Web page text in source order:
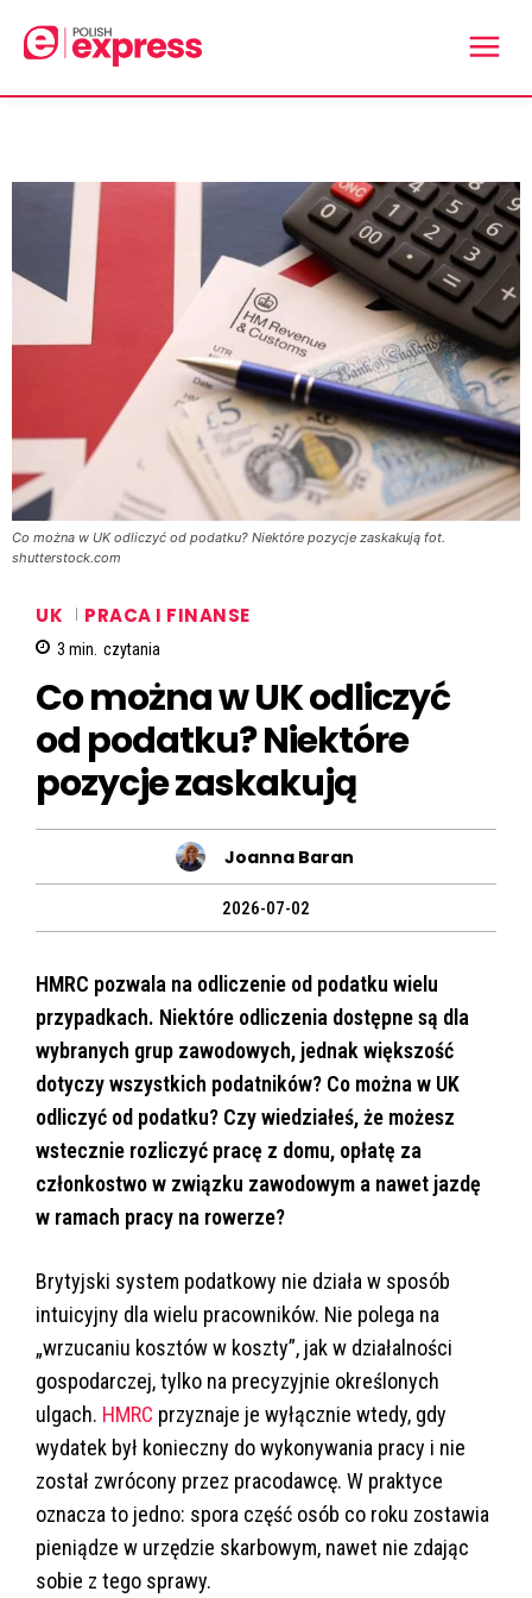
Co można w UK odliczyć od podatku? Niektóre pozycje zaskakują fot.
shutterstock.com
UK PRACA I FINANSE
3 min. czytania
Co można w UK odliczyć
od podatku? Niektóre
pozycje zaskakują
Joanna Baran
2026-07-02
HMRC pozwala na odliczenie od podatku wielu
przypadkach. Niektóre odliczenia dostępne są dla
wybranych grup zawodowych, jednak większość
dotyczy wszystkich podatników? Co można w UK
odliczyć od podatku? Czy wiedziałeś, że możesz
wstecznie rozliczyć pracę z domu, opłatę za
członkostwo w związku zawodowym a nawet jazdę
w ramach pracy na rowerze?
Brytyjski system podatkowy nie działa w sposób
intuicyjny dla wielu pracowników. Nie polega na
„wrzucaniu kosztów w koszty”, jak w działalności
gospodarczej, tylko na precyzyjnie określonych
ulgach. HMRC przyznaje je wyłącznie wtedy, gdy
wydatek był konieczny do wykonywania pracy i nie
został zwrócony przez pracodawcę. W praktyce
oznacza to jedno: spora część osób co roku zostawia
pieniądze w urzędzie skarbowym, nawet nie zdając
sobie z tego sprawy.